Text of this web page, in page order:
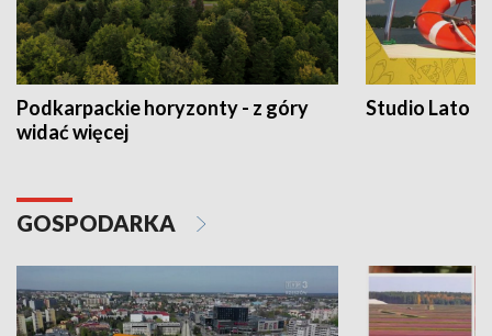
Podkarpackie horyzonty - z góry
widać więcej
Studio Lato
GOSPODARKA